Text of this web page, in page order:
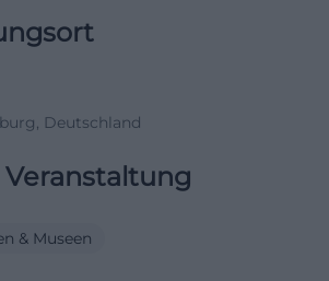
Deutschland
Veranstaltung
& Museen